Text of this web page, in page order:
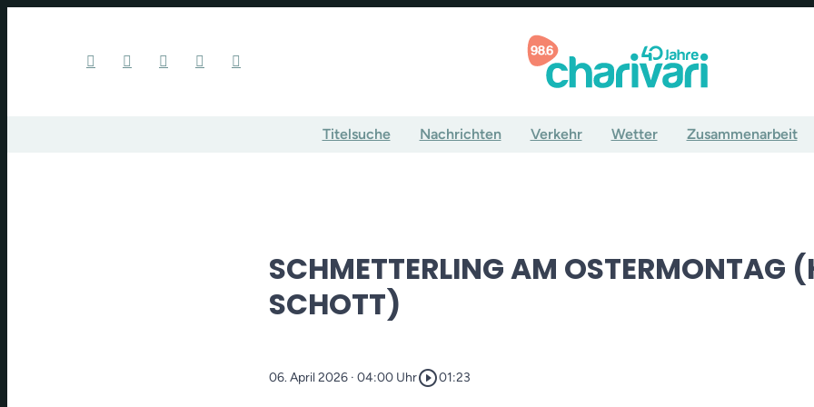
Titelsuche Nachrichten Verkehr Wetter Zusammenarbeit
SCHMETTERLING AM OSTERMONTAG
SCHOTT)
06. April 2026 · 04:00 Uhrplay_circle_outline01:23